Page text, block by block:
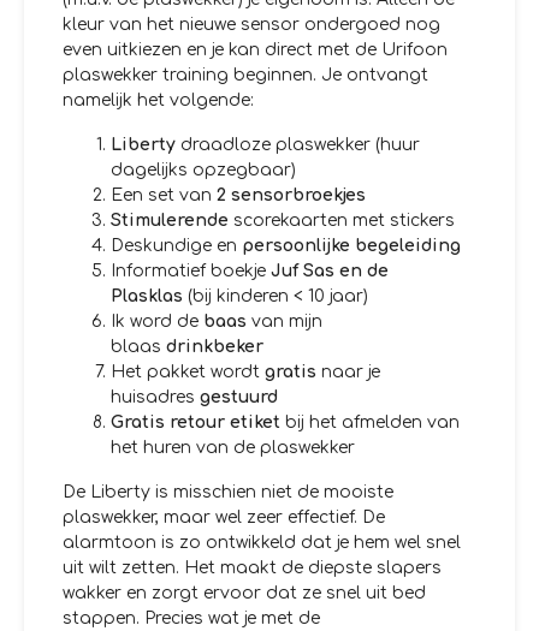
kleur van het nieuwe sensor ondergoed nog
even uitkiezen en je kan direct met de Urifoon
plaswekker training beginnen. Je ontvangt
namelijk het volgende:
Liberty draadloze plaswekker (huur
dagelijks opzegbaar)
Een set van 2 sensorbroekjes
Stimulerende scorekaarten met stickers
Deskundige en persoonlijke begeleiding
Informatief boekje Juf Sas en de
Plasklas (bij kinderen < 10 jaar)
Ik word de baas van mijn
blaas drinkbeker
Het pakket wordt gratis naar je
huisadres gestuurd
Gratis retour etiket bij het afmelden van
het huren van de plaswekker
De Liberty is misschien niet de mooiste
plaswekker, maar wel zeer effectief. De
alarmtoon is zo ontwikkeld dat je hem wel snel
uit wilt zetten. Het maakt de diepste slapers
wakker en zorgt ervoor dat ze snel uit bed
stappen. Precies wat je met de